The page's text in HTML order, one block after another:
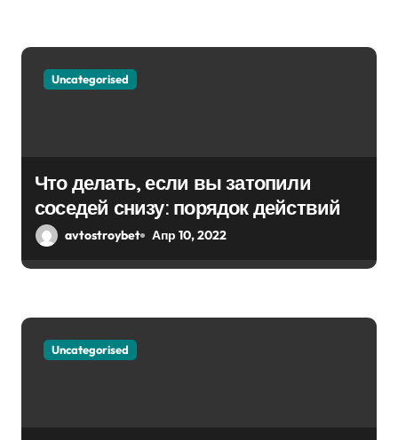
Uncategorised
Что делать, если вы затопили
соседей снизу: порядок действий
avtostroybet Апр 10, 2022
Uncategorised